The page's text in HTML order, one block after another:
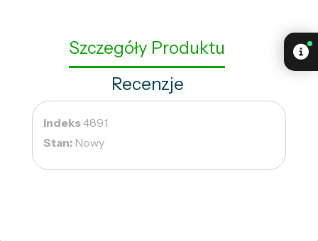
Szczegóły Produktu
Recenzje
Indeks4891
Stan: Nowy